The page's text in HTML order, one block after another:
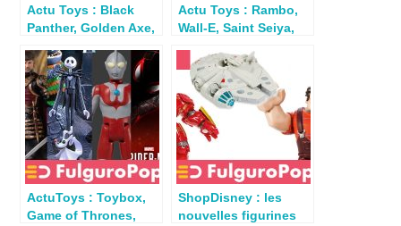
Actu Toys : Black
Panther, Golden Axe,
Halloween…
Actu Toys : Rambo,
Wall-E, Saint Seiya,
ActuToys : Toybox,
Game of Thrones,
ShopDisney : les
nouvelles figurines